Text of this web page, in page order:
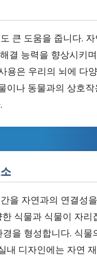
큰 도움을 줍니다.
결 능력을 향상시키
용은 우리의 뇌에 다
이나 동물과의 상호
을 자연과의 연결성
식물과 식물이 자
을 형성합니다. 식
내 디자인에는 자연